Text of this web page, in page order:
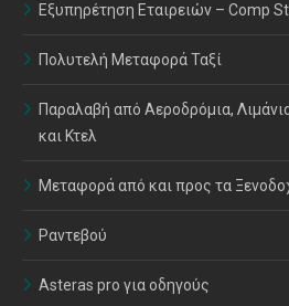
Εξυπηρέτηση Εταιρειών – Comp
Πολυτελή Μεταφορά Ταξί
Παραλαβή από Αεροδρόμια,
και Κτελ
Μεταφορά από και προς τα
Ραντεβού
Asteras pro για οδηγούς